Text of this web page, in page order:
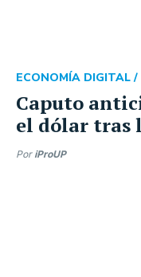
Caputo
el dólar tras
ECONOMÍA DIGITAL /
Por iProUP